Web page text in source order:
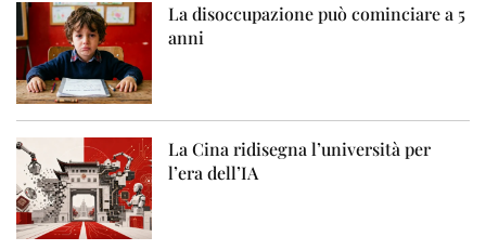
La disoccupazione può cominciare a 5
anni
La Cina ridisegna l’università per
l’era dell’IA